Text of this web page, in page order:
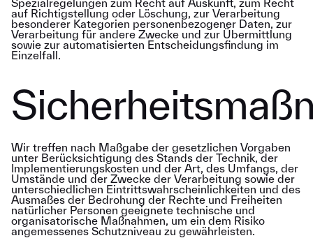
Spezialregelungen zum Recht auf Auskunft, zum Recht
auf Richtigstellung oder Löschung, zur Verarbeitung
besonderer Kategorien personenbezogener Daten, zur
Verarbeitung für andere Zwecke und zur Übermittlung
sowie zur automatisierten Entscheidungsfindung im
Einzelfall.
Wir treffen nach Maßgabe der gesetzlichen Vorgaben
unter Berücksichtigung des Stands der Technik, der
Implementierungskosten und der Art, des Umfangs, der
Umstände und der Zwecke der Verarbeitung sowie der
unterschiedlichen Eintrittswahrscheinlichkeiten und des
Ausmaßes der Bedrohung der Rechte und Freiheiten
natürlicher Personen geeignete technische und
organisatorische Maßnahmen, um ein dem Risiko
angemessenes Schutzniveau zu gewährleisten.